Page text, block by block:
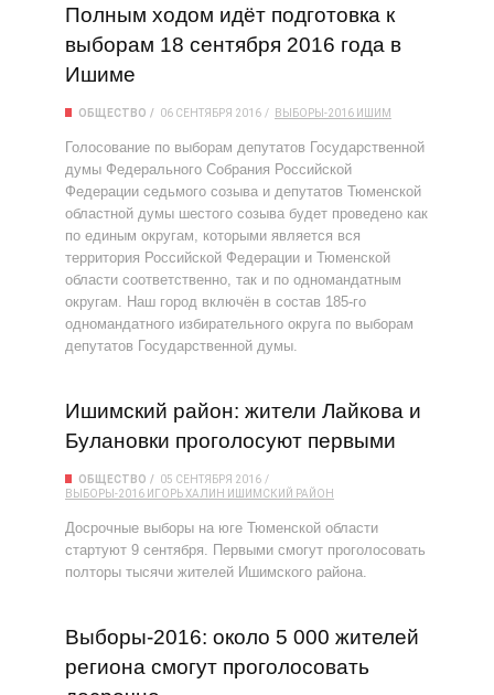
Полным ходом идёт подготовка к
выборам 18 сентября 2016 года в
Ишиме
ОБЩЕСТВО 06 СЕНТЯБРЯ 2016 ВЫБОРЫ-2016 ИШИМ
Голосование по выборам депутатов Государственной
думы Федерального Собрания Российской
Федерации седьмого созыва и депутатов Тюменской
областной думы шестого созыва будет проведено как
по единым округам, которыми является вся
территория Российской Федерации и Тюменской
области соответственно, так и по одномандатным
округам. Наш город включён в состав 185-го
одномандатного избирательного округа по выборам
депутатов Государственной думы.
Ишимский район: жители Лайкова и
Булановки проголосуют первыми
ОБЩЕСТВО
05 СЕНТЯБРЯ 2016
ВЫБОРЫ-2016 ИГОРЬ ХАЛИН ИШИМСКИЙ РАЙОН
Досрочные выборы на юге Тюменской области
стартуют 9 сентября. Первыми смогут проголосовать
полторы тысячи жителей Ишимского района.
Выборы-2016: около 5 000 жителей
региона смогут проголосовать